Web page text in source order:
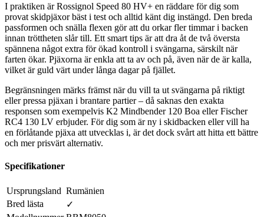
I praktiken är Rossignol Speed 80 HV+ en räddare för dig som
provat skidpjäxor bäst i test och alltid känt dig instängd. Den breda
passformen och snälla flexen gör att du orkar fler timmar i backen
innan tröttheten slår till. Ett smart tips är att dra åt de två översta
spännena något extra för ökad kontroll i svängarna, särskilt när
farten ökar. Pjäxorna är enkla att ta av och på, även när de är kalla,
vilket är guld värt under långa dagar på fjället.
Begränsningen märks främst när du vill ta ut svängarna på riktigt
eller pressa pjäxan i brantare partier – då saknas den exakta
responsen som exempelvis K2 Mindbender 120 Boa eller Fischer
RC4 130 LV erbjuder. För dig som är ny i skidbacken eller vill ha
en förlåtande pjäxa att utvecklas i, är det dock svårt att hitta ett bättre
och mer prisvärt alternativ.
Specifikationer
Ursprungsland Rumänien
Bred lästa
✓